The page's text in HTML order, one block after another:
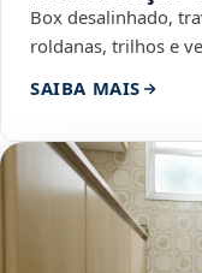
Box desalinhado,
roldanas, trilhos e
SAIBA MAIS